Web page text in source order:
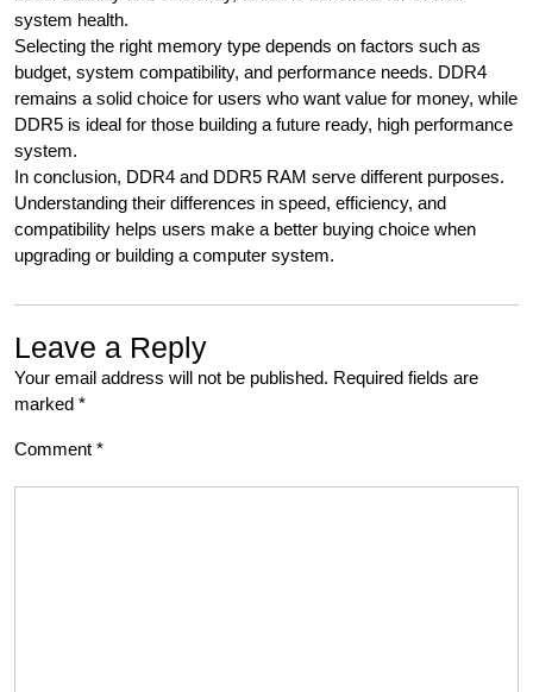
system health.
Selecting the right memory type depends on factors such as
budget, system compatibility, and performance needs. DDR4
remains a solid choice for users who want value for money, while
DDR5 is ideal for those building a future ready, high performance
system.
In conclusion, DDR4 and DDR5 RAM serve different purposes.
Understanding their differences in speed, efficiency, and
compatibility helps users make a better buying choice when
upgrading or building a computer system.
Leave a Reply
Your email address will not be published. Required fields are
marked *
Comment *